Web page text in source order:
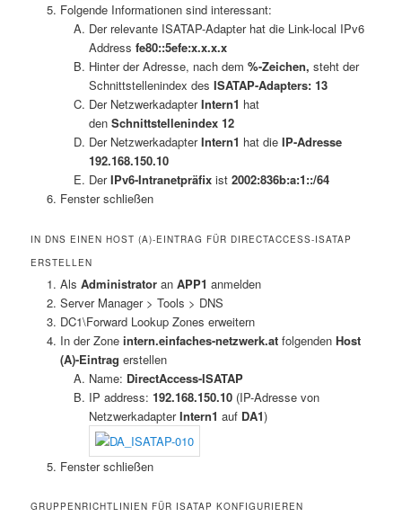
Folgende Informationen sind interessant:
Der relevante ISATAP-Adapter hat die Link-local IPv6
Addressfe80::5efe:x.x.x.x
Hinter der Adresse, nach dem%-Zeichen, steht der
Schnittstellenindex desISATAP-Adapters: 13
Der NetzwerkadapterIntern1 hat
denSchnittstellenindex 12
Der NetzwerkadapterIntern1 hat dieIP-Adresse
192.168.150.10
DerIPv6-Intranetpräfix ist2002:836b:a:1::/64
Fenster schließen
IN DNS EINEN HOST (A)-EINTRAG FÜR DIRECTACCESS-ISATAP
ERSTELLEN
Als Administratoran APP1 anmelden
Server Manager > Tools > DNS
DC1\Forward Lookup Zones erweitern
In der Zone intern.einfaches-netzwerk.at folgenden Host
(A)-Eintrag erstellen
Name: DirectAccess-ISATAP
IP address:192.168.150.10 (IP-Adresse von
NetzwerkadapterIntern1 auf DA1)
Fenster schließen
GRUPPENRICHTLINIEN FÜR ISATAP KONFIGURIEREN